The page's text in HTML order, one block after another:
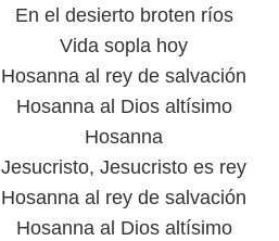
En el desierto broten ríos
Vida sopla hoy
Hosanna al rey de salvación
Hosanna al Dios altísimo
Hosanna
Jesucristo, Jesucristo es rey
Hosanna al rey de salvación
Hosanna al Dios altísimo